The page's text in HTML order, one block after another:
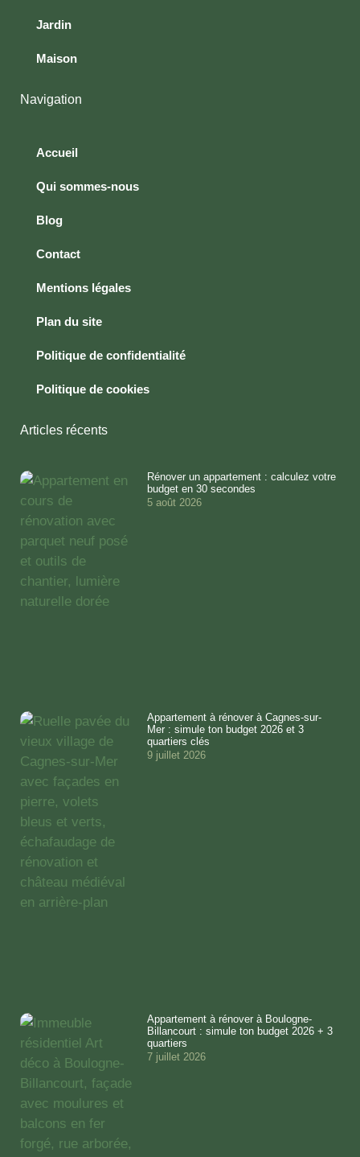
Jardin
Maison
Navigation
Accueil
Qui sommes-nous
Blog
Contact
Mentions légales
Plan du site
Politique de confidentialité
Politique de cookies
Articles récents
Rénover un appartement : calculez votre
budget en 30 secondes
5 août 2026
Appartement à rénover à Cagnes-sur-
Mer : simule ton budget 2026 et 3
quartiers clés
9 juillet 2026
Appartement à rénover à Boulogne-
Billancourt : simule ton budget 2026 + 3
quartiers
7 juillet 2026